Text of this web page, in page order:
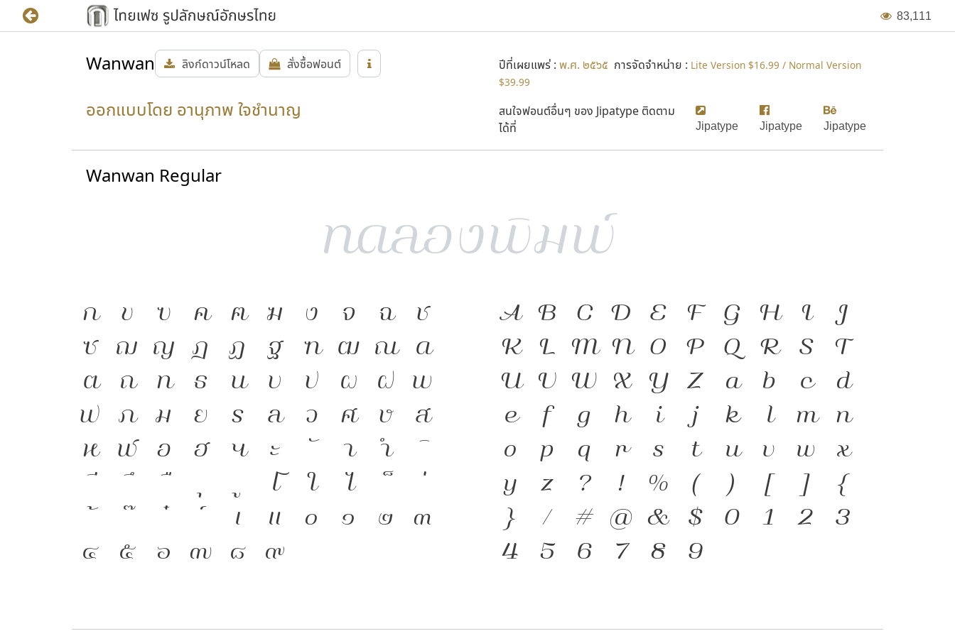
83,111
Wanwan ลิงก์ดาวน์โหลด สั่งซื้อฟอนต์ ปีที่เผยแพร่ : พ.ศ. ๒๕๖๕ การจัดจำหน่าย : Lite Version $16.99 / Normal Version
$39.99
ออกแบบโดย อานุภาพ ใจชำนาญ
สนใจฟอนต์อื่นๆ ของ Jipatype ติดตาม
ได้ที่
Jipatype Jipatype Jipatype
Wanwan Regular
ก ข ฃ ค ฅ ฆ ง จ ฉ
ช
ซ
ฌ ญ ฎ ฏ ฐ ฑ ฒ ณ
ด
ต
ถ ท ธ น บ ป ผ ฝ
พ
ฟ
ภ ม ย ร ล ว ศ ษ
ส
ห
ฬ อ ฮ ฯ ะ า
ำ
โ
ใ
ไ
เ
แ ๐ ๑ ๒
๓
๔
๕ ๖ ๗ ๘ ๙
A B C D E F G H I
J
K
L M N O P Q R S
T
U
V W X Y Z a b c
d
e
f g h i j k l m
n
o
p q r s t u v w
x
y
z ? ! % ( ) [ ]
{
}
/ # @ & $ 0 1 2
3
4
5 6 7 8 9
ภาษา คือ เครื่องมือสำคัญที่ทำให้
ความเป็นชาติดำรงอยู่ได้ ภาษา คือ
สะพานเชื่อมตัวตนของชนชาติ ตัว
พิมพ์ คือ เครื่องมือสำคัญที่ทำให้
ภาษาดำรงอยู่ได้ แบบตัวพิมพ์ที่
พัฒนาทันกระแสการเปลี่ยนแปลง คือ
โครงสร้างแกร่งของสะพานที่เชื่อม
ตัวตนของชาติ